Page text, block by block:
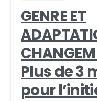
GENRE ET
Plus de 3
pour